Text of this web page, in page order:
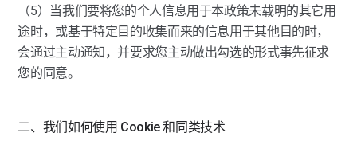
（5）当我们要将您的个人信息用于本政策未载明的其它用
途时，或基于特定目的收集而来的信息用于其他目的时，
会通过主动通知，并要求您主动做出勾选的形式事先征求
您的同意。
二、我们如何使用 Cookie 和同类技术